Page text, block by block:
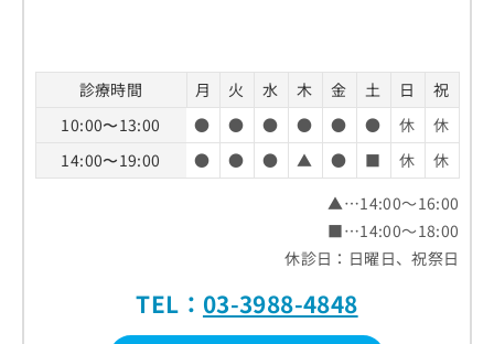
診療時間 月 火 水 木 金 土 日
祝
10:00〜13:00
● ● ● ● ● ● 休
休
14:00〜19:00
● ● ● ▲ ● ■ 休
休
▲…14:00～16:00
■…14:00～18:00
休診日：日曜日、祝祭日
TEL： 03-3988-4848